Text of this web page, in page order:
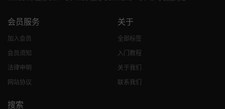
会员服务
加入会员
会员须知
法律申明
网站协议
关于
全部标签
入门教程
关于我们
联系我们
搜索